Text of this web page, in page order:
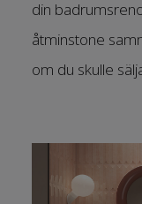
din
åtminstone
om du skulle